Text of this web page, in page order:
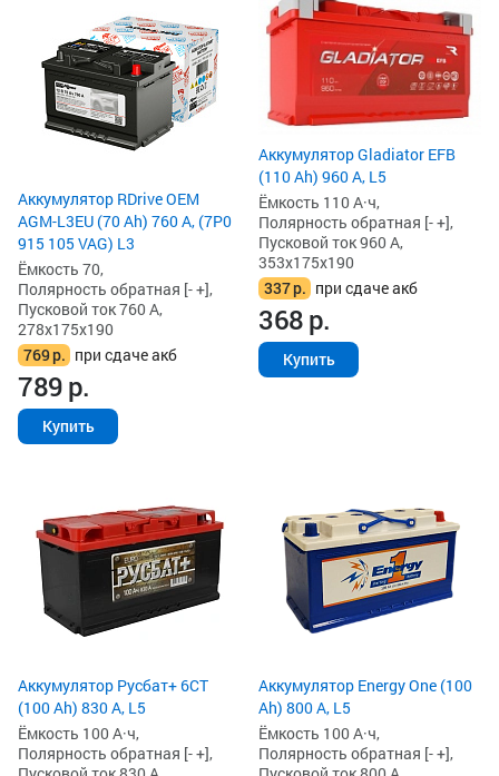
Аккумулятор RDrive OEM
AGM-L3EU (70 Ah) 760 А, (7P0
915 105 VAG) L3
Ёмкость 70,
Полярность обратная [- +],
Пусковой ток 760 А,
278x175x190
769р. при сдаче акб
789р.
Купить
Аккумулятор Gladiator EFB
(110 Ah) 960 А, L5
Ёмкость 110 А·ч,
Полярность обратная [- +],
Пусковой ток 960 А,
353x175x190
337р. при сдаче акб
368р.
Купить
Аккумулятор Русбат+ 6СТ
(100 Ah) 830 А, L5
Ёмкость 100 А·ч,
Полярность обратная [- +],
Аккумулятор Energy One (100
Ah) 800 А, L5
Ёмкость 100 А·ч,
Полярность обратная [- +],